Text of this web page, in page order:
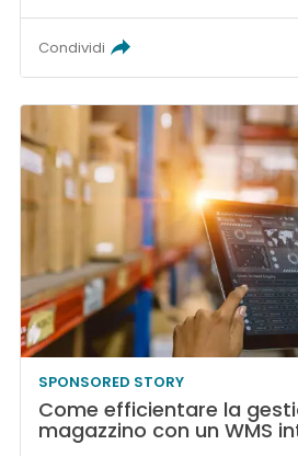
Condividi
SPONSORED STORY
Come efficientare la
magazzino con un WMS